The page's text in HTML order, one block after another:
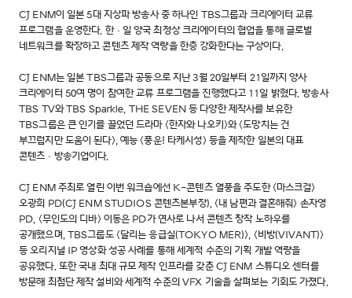
CJ ENM이 일본 5대 지상파 방송사 중 하나인 TBS그룹과 크리에이터 교류
프로그램을 운영한다. 한ㆍ일 양국 최정상 크리에이터의 협업을 통해 글로벌
네트워크를 확장하고 콘텐츠 제작 역량을 한층 강화한다는 구상이다.
CJ ENM는 일본 TBS그룹과 공동으로 지난 3월 20일부터 21일까지 양사
크리에이터 50여 명이 참여한 교류 프로그램을 진행했다고 11일 밝혔다. 방송사
TBS TV와 TBS Sparkle, THE SEVEN 등 다양한 제작사를 보유한
TBS그룹은 큰 인기를 끌었던 드라마 <한자와 나오키>와 <도망치는 건
부끄럽지만 도움이 된다>, 예능 <풍운! 타케시성> 등을 제작한 일본의 대표
콘텐츠ㆍ방송기업이다.
CJ ENM 주최로 열린 이번 워크숍에선 K-콘텐츠 열풍을 주도한 <마스크걸>
오광희 PD(CJ ENM STUDIOS 콘텐츠본부장), <내 남편과 결혼해줘> 손자영
PD, <무인도의 디바> 이동은 PD가 연사로 나서 콘텐츠 창작 노하우를
공개했으며, TBS그룹도 <달리는 응급실(TOKYO MER)>, <비방(VIVANT)>
등 오리지널 IP 영상화 성공 사례를 통해 세계적 수준의 기획 개발 역량을
공유했다. 또한 국내 최대 규모 제작 인프라를 갖춘 CJ ENM 스튜디오 센터를
방문해 최첨단 제작 설비와 세계적 수준의 VFX 기술을 살펴보는 기회도 가졌다.